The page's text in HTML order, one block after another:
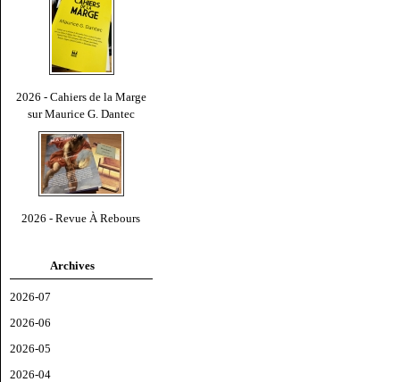
2026 - Cahiers de la Marge
sur Maurice G. Dantec
2026 - Revue À Rebours
Archives
2026-07
2026-06
2026-05
2026-04